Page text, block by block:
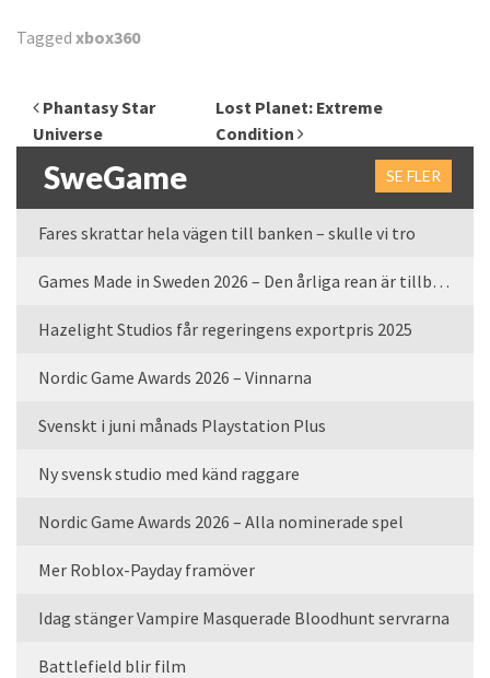
Tagged xbox360
Inläggsnavigering
Phantasy Star
Universe
Lost Planet: Extreme
Condition
SweGame SE FLER
Fares skrattar hela vägen till banken – skulle vi tro
Games Made in Sweden 2026 – Den årliga rean är tillbaka
Hazelight Studios får regeringens exportpris 2025
Nordic Game Awards 2026 – Vinnarna
Svenskt i juni månads Playstation Plus
Ny svensk studio med känd raggare
Nordic Game Awards 2026 – Alla nominerade spel
Mer Roblox-Payday framöver
Idag stänger Vampire Masquerade Bloodhunt servrarna
Battlefield blir film